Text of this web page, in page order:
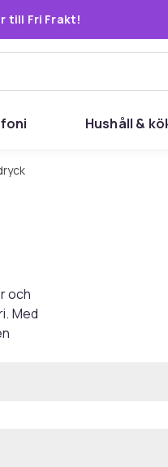
till Fri Frakt!
Hushåll &
och
Med